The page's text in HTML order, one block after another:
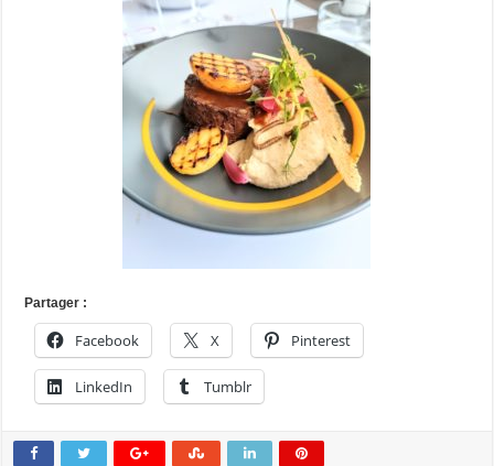
Partager :
Facebook X Pinterest
LinkedIn Tumblr